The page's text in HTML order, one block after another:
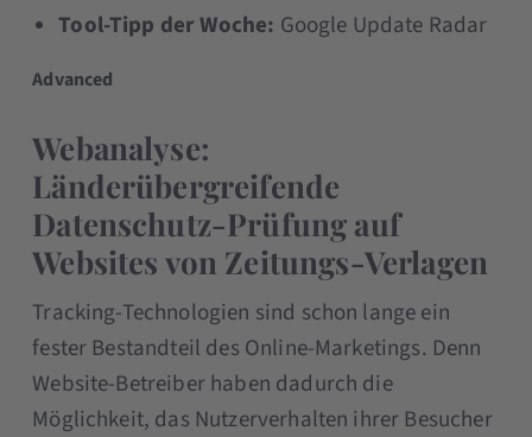
Tool-Tipp der Woche: Google Update Radar
Advanced
Webanalyse:
Länderübergreifende
Datenschutz-Prüfung auf
Websites von Zeitungs-Verlagen
Tracking-Technologien sind schon lange ein
fester Bestandteil des Online-Marketings. Denn
Website-Betreiber haben dadurch die
Möglichkeit, das Nutzerverhalten ihrer Besucher